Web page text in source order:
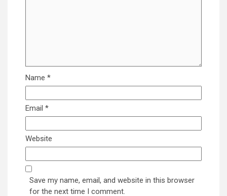
Name *
Email *
Website
Save my name, email, and website in this browser
for the next time I comment.